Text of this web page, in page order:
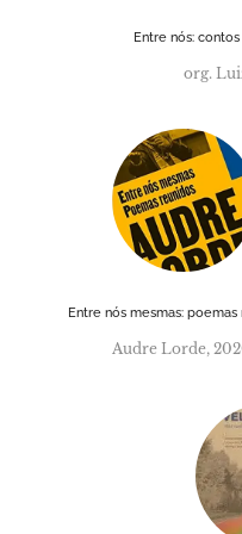
Entre nós:
org.
Entre nós mesmas:
Audre Lorde,